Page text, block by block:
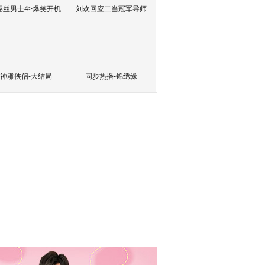
丝男士4>爆笑开机 刘欢回应二当冠军导师
神雕侠侣-大结局 同步热播-锦绣缘